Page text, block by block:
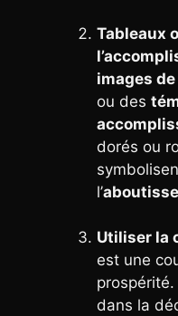
Tableaux
images
ou des
dorés ou
l’
Utiliser la
est une
dans la